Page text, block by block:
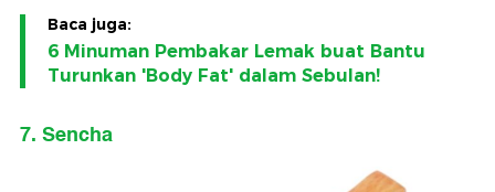
Baca juga:
6 Minuman Pembakar Lemak buat Bantu
Turunkan 'Body Fat' dalam Sebulan!
7. Sencha